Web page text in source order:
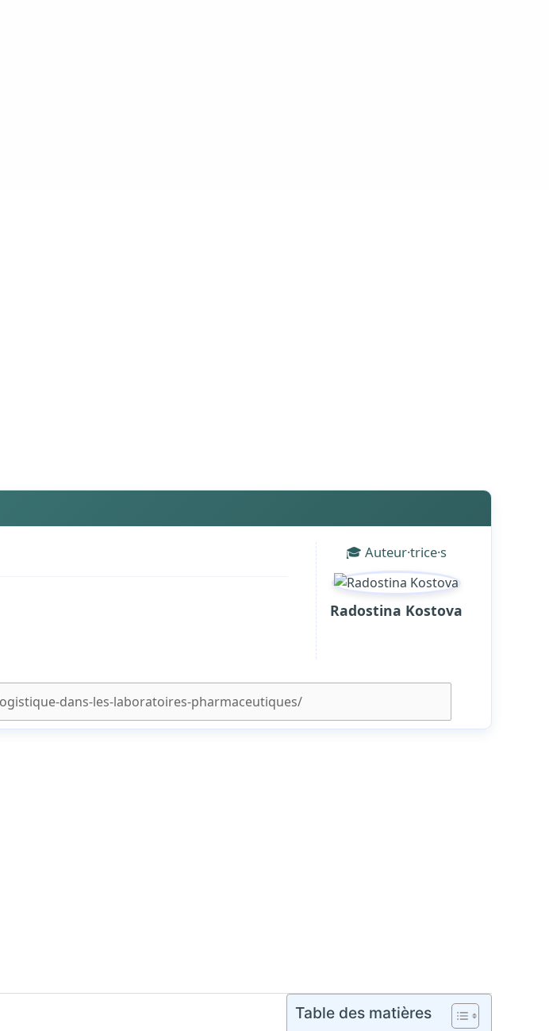
🎓 Auteur·trice·s
Radostina Kostova
Table des matières